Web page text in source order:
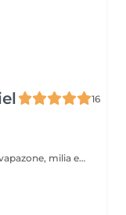
16
Reinigen, peeling, wenkbrauwen epileren, vapazone, milia en comedonen verwijderen, masker en een voedende cremé als afsluiting. Eventueel harsen bovenlip is gratis bij deze behandeling.